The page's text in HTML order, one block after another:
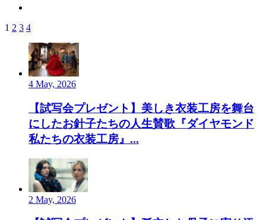
1 2 3 4
4 May, 2026
【試写会プレゼント】美しき衣装工房を舞台
にしたお針子たちの人生賛歌『ダイヤモンド
私たちの衣装工房』...
2 May, 2026